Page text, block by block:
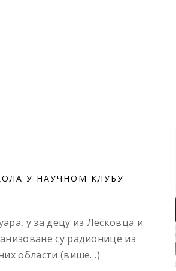
У НАУЧНОМ КЛУБУ
у за децу из Лесковца и
су радионице из
области (више…)